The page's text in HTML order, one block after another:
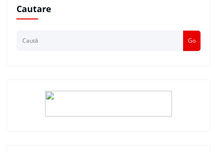
Cautare
Go